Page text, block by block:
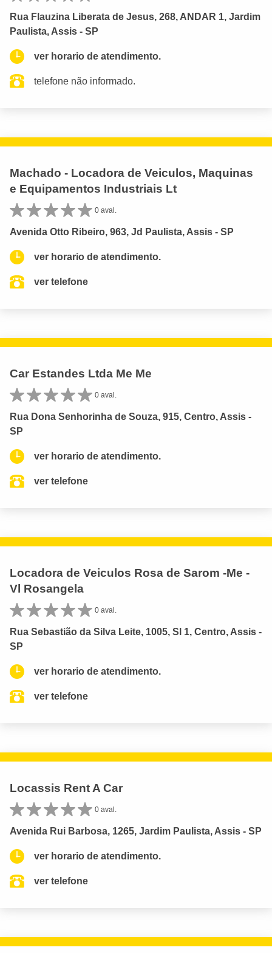
Rua Flauzina Liberata de Jesus, 268, ANDAR 1, Jardim
Paulista, Assis - SP
ver horario de atendimento.
telefone não informado.
Machado - Locadora de Veiculos, Maquinas
e Equipamentos Industriais Lt
0 aval.
Avenida Otto Ribeiro, 963, Jd Paulista, Assis - SP
ver horario de atendimento.
ver telefone
Car Estandes Ltda Me Me
0 aval.
Rua Dona Senhorinha de Souza, 915, Centro, Assis -
SP
ver horario de atendimento.
ver telefone
Locadora de Veiculos Rosa de Sarom -Me -
Vl Rosangela
0 aval.
Rua Sebastião da Silva Leite, 1005, Sl 1, Centro, Assis -
SP
ver horario de atendimento.
ver telefone
Locassis Rent A Car
0 aval.
Avenida Rui Barbosa, 1265, Jardim Paulista, Assis - SP
ver horario de atendimento.
ver telefone